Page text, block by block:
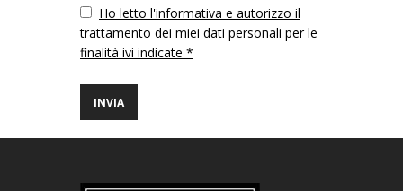
VuotoHo letto l'informativa e autorizzo il
trattamento dei miei dati personali per le
finalità ivi indicate *